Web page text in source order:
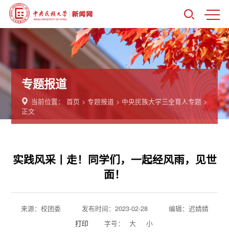
专题报道
当前位置：首页 >专题报道 > 中央民族大学三全育人专题 >
正文
实践风采丨走！同学们，一起经风雨，见世
面！
来源：校团委 发布时间：2023-02-28
编辑：迟婧婧
打印
字号： 大 小